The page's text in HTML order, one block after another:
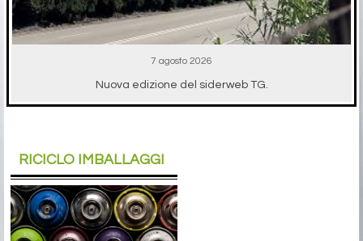
7 agosto 2026
Nuova edizione del siderweb TG.
RICICLO IMBALLAGGI